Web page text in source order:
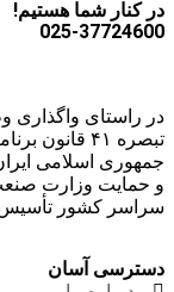
در کنار شما هستیم!
025-37724600
در راستای
تبصره ۴۱
جمهوری اسلامی
و حمایت وزارت
سراسر کشور
دسترسی آسان